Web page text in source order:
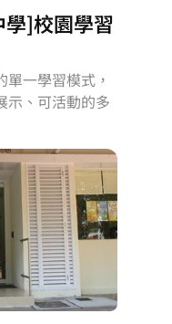
]校園學習
一學習模式，
示、可活動的多